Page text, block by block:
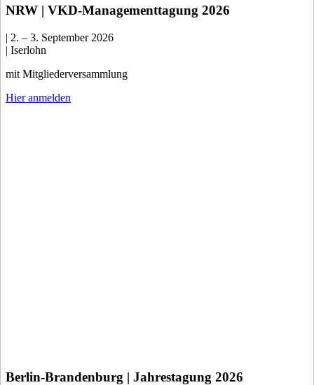
NRW | VKD-Managementtagung 2026
| 2. – 3. September 2026
| Iserlohn
mit Mitgliederversammlung
Hier anmelden
Berlin-Brandenburg | Jahrestagung 2026